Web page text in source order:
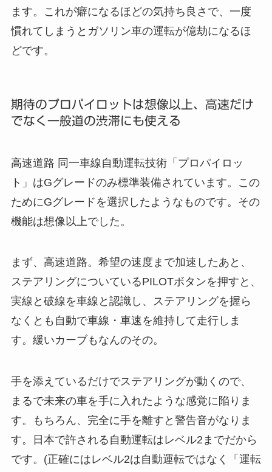
ます。これが癖になるほどの気持ち良さで、一度
慣れてしまうとガソリン車の運転が億劫になるほ
どです。
期待のプロパイロットは想像以上、高速だけ
でなく一般道の渋滞にも使える
高速道路 同一車線自動運転技術「プロパイロッ
ト」はGグレードのみ標準装備されています。この
ためにGグレードを選択したようなものです。その
機能は想像以上でした。
まず、高速道路。希望の速度まで加速したあと、
ステアリングについているPILOTボタンを押すと、
実線と破線を車線と認識し、ステアリングを握ら
なくとも自動で車線・車速を維持して走行しま
す。緩いカーブもなんのその。
手を添えているだけでステアリングが動くので、
まるで未来の車を手に入れたような感覚に陥りま
す。もちろん、完全に手を離すと警告音がなりま
す。日本で許される自動運転はレベル2までだから
です。(正確にはレベル2は自動運転ではなく「運転